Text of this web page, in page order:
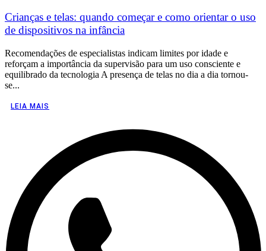
Crianças e telas: quando começar e como orientar o uso
de dispositivos na infância
Recomendações de especialistas indicam limites por idade e
reforçam a importância da supervisão para um uso consciente e
equilibrado da tecnologia A presença de telas no dia a dia tornou-
se...
LEIA MAIS